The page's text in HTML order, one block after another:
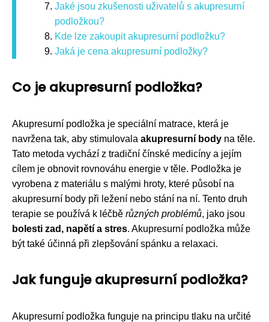
Jaké jsou zkušenosti uživatelů s akupresurní
podložkou?
Kde lze zakoupit akupresurní podložku?
Jaká je cena akupresurní podložky?
Co je akupresurní podložka?
Akupresurní podložka je speciální matrace, která je
navržena tak, aby stimulovala akupresurní body na těle.
Tato metoda vychází z tradiční čínské medicíny a jejím
cílem je obnovit rovnováhu energie v těle. Podložka je
vyrobena z materiálu s malými hroty, které působí na
akupresurní body při ležení nebo stání na ní. Tento druh
terapie se používá k léčbě různých problémů, jako jsou
bolesti zad, napětí a stres. Akupresurní podložka může
být také účinná při zlepšování spánku a relaxaci.
Jak funguje akupresurní podložka?
Akupresurní podložka funguje na principu tlaku na určité